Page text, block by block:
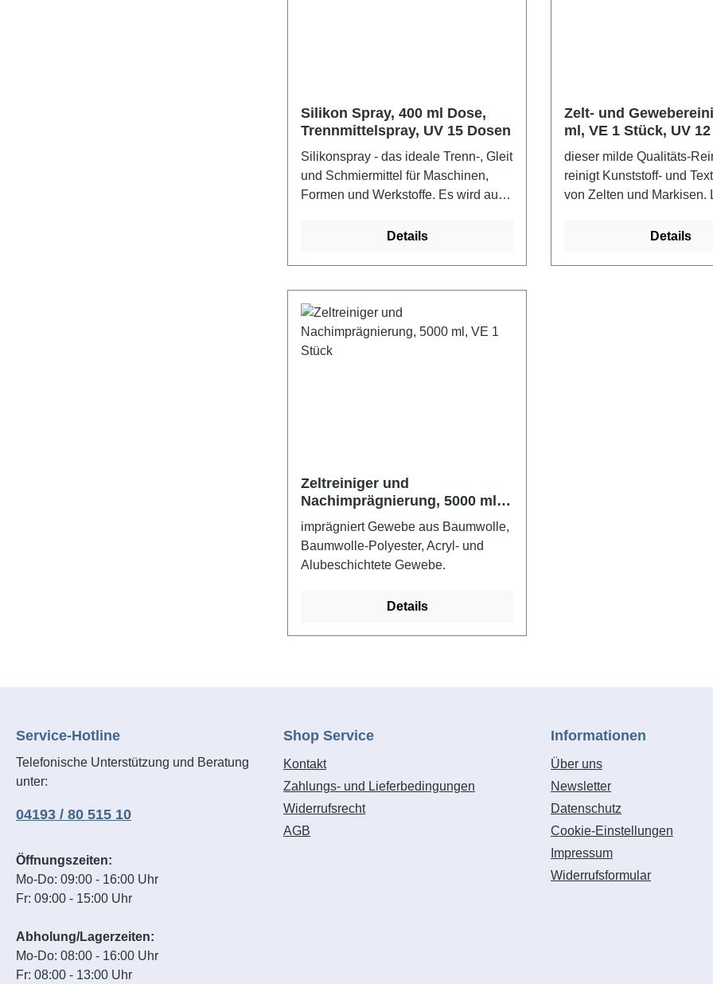
Silikon Spray, 400 ml Dose,
Trennmittelspray, UV 15 Dosen
Silikonspray - das ideale Trenn-, Gleit
und Schmiermittel für Maschinen,
Formen und Werkstoffe. Es wird auch
über Schaumstoff zu
Details
Zelt- und
ml, VE 1 Stück, UV
Zeltreiniger
dieser milde Qualitäts-
reinigt Kunststoff- und
von Zelten und Markisen.
Details
Zeltreiniger und
Nachimprägnierung, 5000 ml,
VE 1 Stück
imprägniert Gewebe aus Baumwolle,
Baumwolle-Polyester, Acryl- und
Alubeschichtete Gewebe.
Details
Service-Hotline
Telefonische Unterstützung und Beratung
unter:
04193 / 80 515 10
Öffnungszeiten:
Mo-Do: 09:00 - 16:00 Uhr
Fr: 09:00 - 15:00 Uhr
Abholung/Lagerzeiten:
Mo-Do: 08:00 - 16:00 Uhr
Fr: 08:00 - 13:00 Uhr
Shop Service
Kontakt
Zahlungs- und Lieferbedingungen
Widerrufsrecht
AGB
Informationen
Über uns
Newsletter
Datenschutz
Cookie-Einstellungen
Impressum
Widerrufsformular